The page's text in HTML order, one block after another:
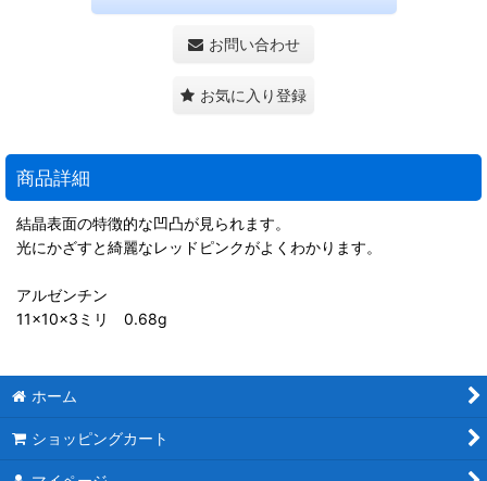
お問い合わせ
お気に入り登録
商品詳細
結晶表面の特徴的な凹凸が見られます。
光にかざすと綺麗なレッドピンクがよくわかります。
アルゼンチン
11×10×3ミリ 0.68g
ホーム
ショッピングカート